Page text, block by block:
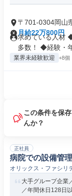
〒701-0304岡山
月給22万800円
求めている人材
多数！ ◆経験・
業界未経験歓迎 +8個
この条件を保
んか？
正社員
病院での設備管理
オリックス・ファシリ
大手グループ企業
／年間休日128日